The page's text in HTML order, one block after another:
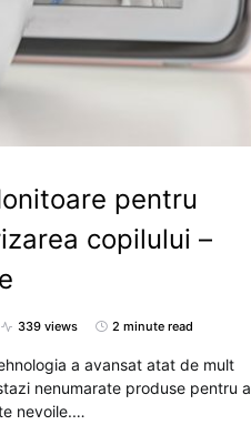
pentru
copilului –
339 views 2 minute read
a avansat atat de mult
nenumarate produse pentru a
nevoile.…